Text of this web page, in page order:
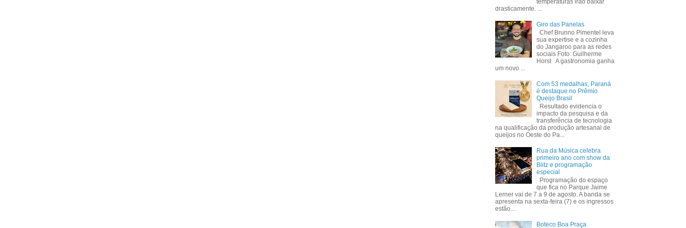
temperaturas irão baixar
drasticamente. ...
Giro das Panelas
Chef Brunno Pimentel leva
sua expertise e a cozinha
do Jangaroo para as redes
sociais Foto: Guilherme
Horst A gastronomia ganha
um novo ...
Com 53 medalhas, Paraná
é destaque no Prêmio
Queijo Brasil
Resultado evidencia o
impacto da pesquisa e da
transferência de tecnologia
na qualificação da produção artesanal de
queijos no Oeste do Pa...
Rua da Música celebra
primeiro ano com show da
Blitz e programação
especial
Programação do espaço
que fica no Parque Jaime
Lerner vai de 7 a 9 de agosto. A banda se
apresenta na sexta-feira (7) e os ingressos
estão...
Boteco Boa Praça